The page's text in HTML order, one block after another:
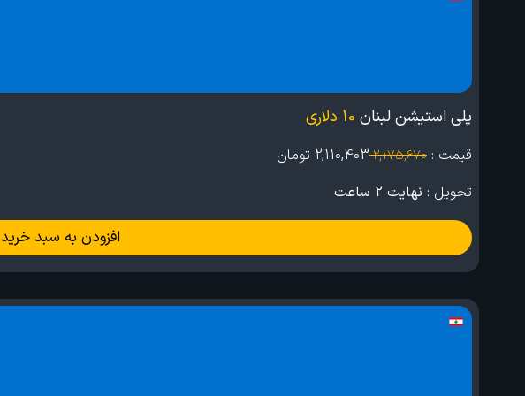
پلی استیشن لبنان 10 دلاری
قیمت : 2,175,670
2,110,403 تومان
تحویل : نهایت 2 ساعت
افزودن به سبد خرید